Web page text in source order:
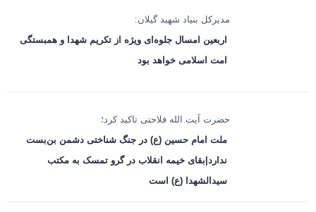
مدیرکل بنیاد شهید گیلان:
اربعین امسال جلوه‌ای ویژه از تکریم شهدا و همبستگی
امت اسلامی خواهد بود
حضرت آیت الله فلاحتی تاکید کرد؛
ملت امام حسین (ع) در جنگ شناختی دشمن بن‌بست
ندارد|بقای خیمه انقلاب در گرو تمسک به مکتب
سیدالشهدا (ع) است